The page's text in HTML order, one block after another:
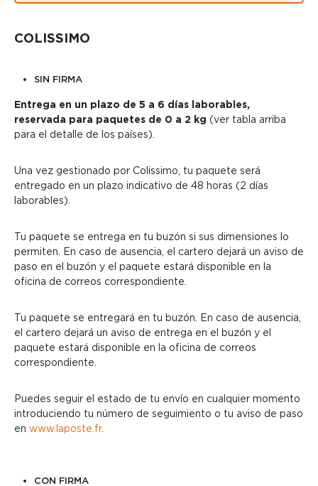
COLISSIMO
SIN FIRMA
Entrega en un plazo de 5 a 6 días laborables,
reservada para paquetes de 0 a 2 kg (ver tabla arriba
para el detalle de los países).
Una vez gestionado por Colissimo, tu paquete será
entregado en un plazo indicativo de 48 horas (2 días
laborables).
Tu paquete se entrega en tu buzón si sus dimensiones lo
permiten. En caso de ausencia, el cartero dejará un aviso de
paso en el buzón y el paquete estará disponible en la
oficina de correos correspondiente.
Tu paquete se entregará en tu buzón. En caso de ausencia,
el cartero dejará un aviso de entrega en el buzón y el
paquete estará disponible en la oficina de correos
correspondiente.
Puedes seguir el estado de tu envío en cualquier momento
introduciendo tu número de seguimiento o tu aviso de paso
en www.laposte.fr.
CON FIRMA